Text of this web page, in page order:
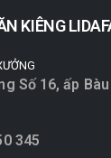
KIÊNG
Số 16, ấp
345